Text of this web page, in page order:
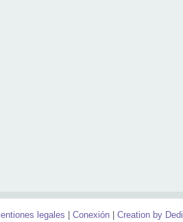
legales Conexión Creation by Dedi